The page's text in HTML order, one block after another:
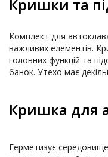
Кришки та
Комплект для
важливих елементів.
головних функцій та
банок. Утехо має
Кришка для
Герметизує